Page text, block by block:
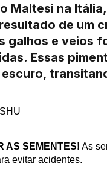
Maltesi na
de um
galhos e
Essas
AS SEMENTES! As
evitar acidentes.